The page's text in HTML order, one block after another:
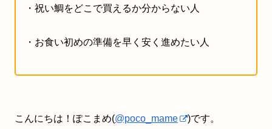
・祝い鯛をどこで買えるか分からない人
・お食い初めの準備を早く安く進めたい人
こんにちは！ぽこまめ(@poco_mame
)です。